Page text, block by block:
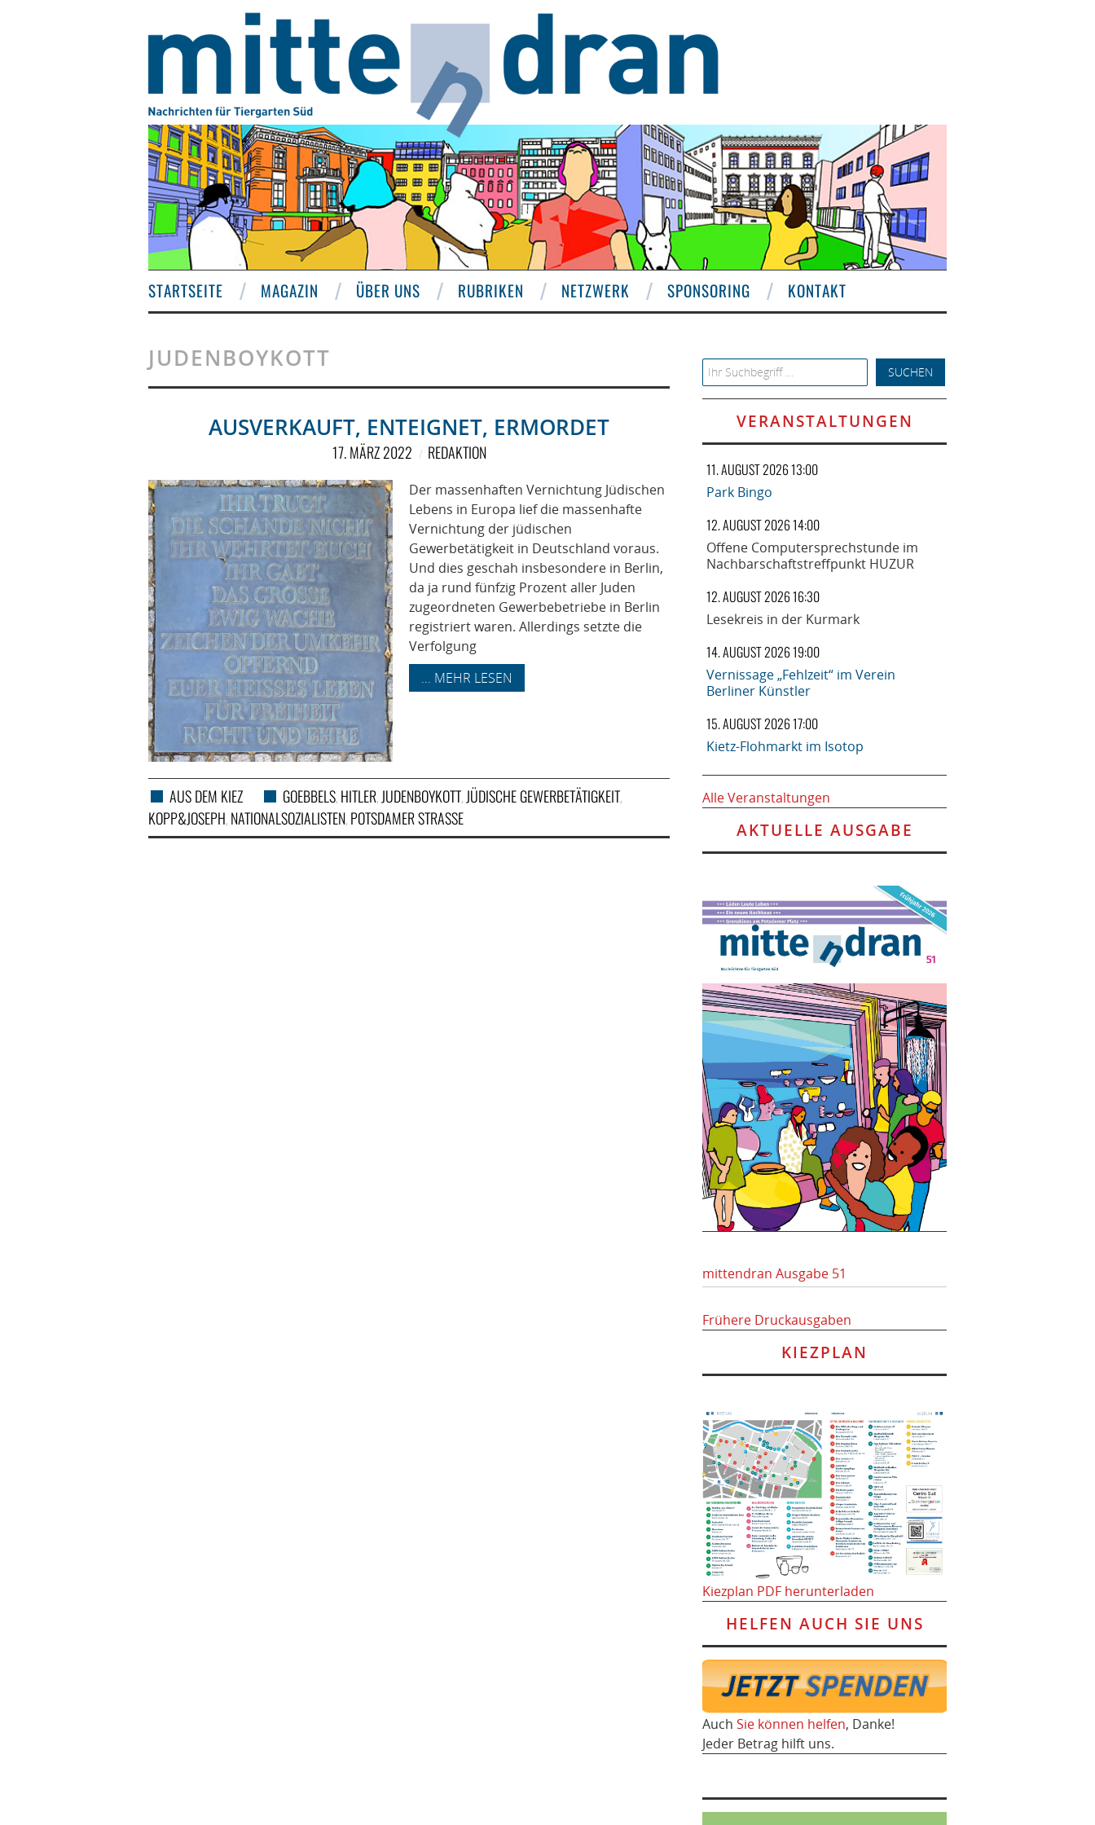
STARTSEITE MAGAZIN ÜBER UNS RUBRIKEN NETZWERK SPONSORING KONTAKT
JUDENBOYKOTT
AUSVERKAUFT, ENTEIGNET, ERMORDET
17. MÄRZ 2022 REDAKTION
Der massenhaften Vernichtung Jüdischen
Lebens in Europa lief die massenhafte
Vernichtung der jüdischen
Gewerbetätigkeit in Deutschland voraus.
Und dies geschah insbesondere in Berlin,
da ja rund fünfzig Prozent aller Juden
zugeordneten Gewerbebetriebe in Berlin
registriert waren. Allerdings setzte die
Verfolgung
... MEHR LESEN
AUS DEM KIEZ GOEBBELS, HITLER, JUDENBOYKOTT, JÜDISCHE GEWERBETÄTIGKEIT,
KOPP&JOSEPH, NATIONALSOZIALISTEN, POTSDAMER STRASSE
Search for:
VERANSTALTUNGEN
11. AUGUST 2026 13:00
Park Bingo
12. AUGUST 2026 14:00
Offene Computersprechstunde im
Nachbarschaftstreffpunkt HUZUR
12. AUGUST 2026 16:30
Lesekreis in der Kurmark
14. AUGUST 2026 19:00
Vernissage „Fehlzeit“ im Verein
Berliner Künstler
15. AUGUST 2026 17:00
Kietz-Flohmarkt im Isotop
Alle Veranstaltungen
AKTUELLE AUSGABE
mittendran Ausgabe 51
Frühere Druckausgaben
KIEZPLAN
Kiezplan PDF herunterladen
HELFEN AUCH SIE UNS
Auch Sie können helfen, Danke!
Jeder Betrag hilft uns.